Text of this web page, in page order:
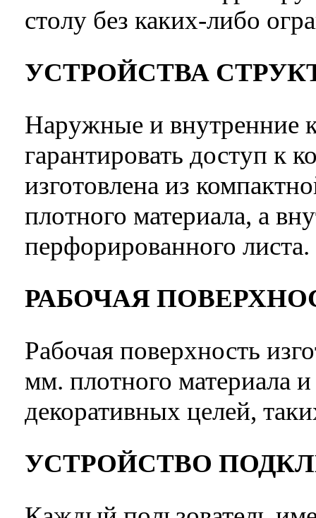
столу без каких-либо
УСТРОЙСТВА
Наружные и внутренние
гарантировать доступ к
изготовлена ​​из
плотного материала, а
перфорированного листа.
РАБОЧАЯ
Рабочая поверхность
мм. плотного материала
декоративных целей,
УСТРОЙСТВО